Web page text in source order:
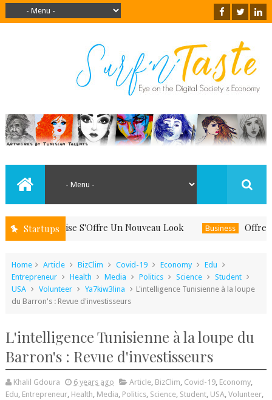
Startups
Le Boise S'Offre Un Nouveau Look Business Offrez-Vous
Home Article BizClim Covid-19 Economy
Edu
Entrepreneur
Health Media Politics Science
Student
USA
Volunteer Ya7kiw3lina
L'intelligence Tunisienne à la loupe
du Barron's : Revue d'investisseurs
L'intelligence Tunisienne à la loupe du
Barron's : Revue d'investisseurs
Khalil Gdoura 6 years ago Article, BizClim, Covid-19, Economy,
Edu, Entrepreneur, Health, Media, Politics, Science, Student, USA, Volunteer,